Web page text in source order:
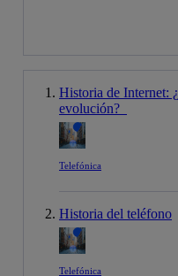
Historia de Internet:
evolución?
Telefónica
Historia del teléfono
Telefónica